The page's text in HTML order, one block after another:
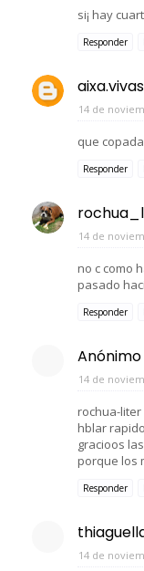
si¡ hay
Responder
aixa.vivas
14 de
que
Responder
14 de
no c como
pasado
Responder
Anónimo
14 de
rochua-
hblar
gracioos
porque los
Responder
14 de